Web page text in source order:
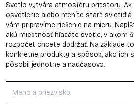
Svetlo vytvára atmosféru priestoru. Ak
osvetlenie alebo meníte staré svietidlá
vám pripravíme riešenie na mieru.
akú miestnosť hľadáte svetlo, v akom
rozpočet chcete dodržať. Na základe
konkrétne produkty a spôsob, ako ich
pôsobil jednotne a nadčasovo.